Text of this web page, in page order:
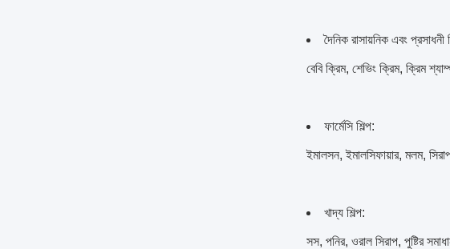
দৈনিক রাসায়নিক এবং প্রসাধনী
বেবি ক্রিম, শেভিং ক্রিম, ক্রিম
ফার্মেসি শিল্প:
ইমালসন, ইমালসিফায়ার, মলম,
খাদ্য শিল্প:
সস, পনির, ওরাল সিরাপ, পুষ্টির